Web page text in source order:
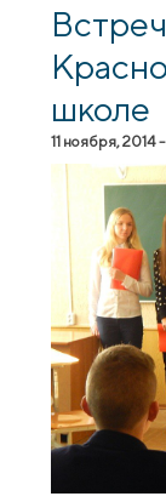
школе
11 ноября, 2014